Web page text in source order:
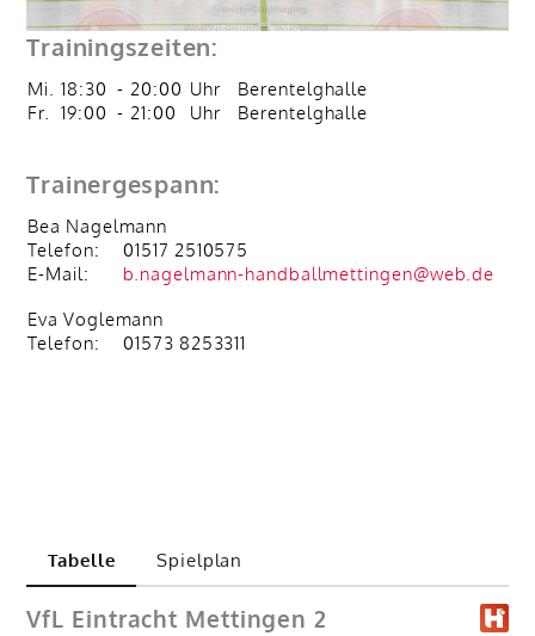
Trainingszeiten:
Mi. 18:30 - 20:00 Uhr
Berentelghalle
Fr.
19:00 - 21:00 Uhr Berentelghalle
Trainergespann:
Bea Nagelmann
Telefon:
01517 2510575
E-Mail:
b.nagelmann-handballmettingen@web.de
Eva Voglemann
Telefon:
01573 8253311
Tabelle Spielplan
VfL Eintracht Mettingen 2